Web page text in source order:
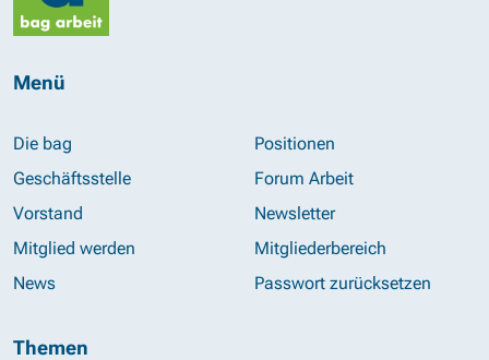
Menü
Die bag
Geschäftsstelle
Vorstand
Mitglied werden
News
Positionen
Forum Arbeit
Newsletter
Mitgliederbereich
Passwort zurücksetzen
Themen